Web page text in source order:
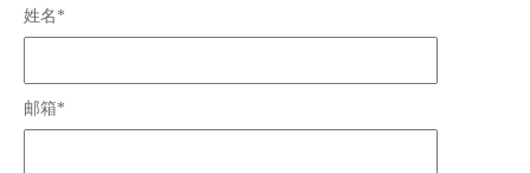
姓名*
邮箱*